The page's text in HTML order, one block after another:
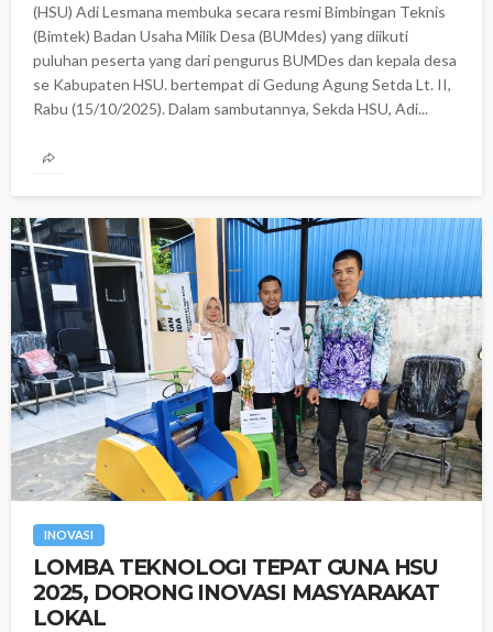
(HSU) Adi Lesmana membuka secara resmi Bimbingan Teknis
(Bimtek) Badan Usaha Milik Desa (BUMdes) yang diikuti
puluhan peserta yang dari pengurus BUMDes dan kepala desa
se Kabupaten HSU. bertempat di Gedung Agung Setda Lt. II,
Rabu (15/10/2025). Dalam sambutannya, Sekda HSU, Adi...
INOVASI
LOMBA TEKNOLOGI TEPAT GUNA HSU
2025, DORONG INOVASI MASYARAKAT
LOKAL